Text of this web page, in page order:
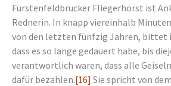
Fürstenfeldbrucker Fliegerhorst ist
Rednerin. In knapp viereinhalb
von den letzten fünfzig Jahren, bittet
dass es so lange gedauert habe, bis
verantwortlich waren, dass alle
dafür bezahlen.[16] Sie spricht von